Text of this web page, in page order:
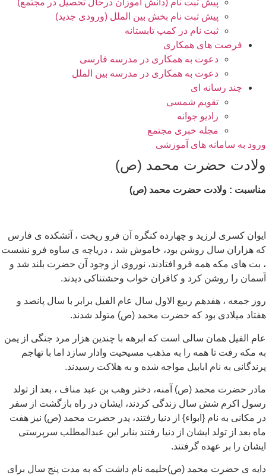
پیش ثبت نام (دانش آموزان درحال تحصیل در مجتمع)
پیش ثبت نام بخش بین الملل (ورودی جدید)
ثبت نام در کمپ تابستانه
فرصت های همکاری
دعوت به همکاری در مدرسه فارسی
دعوت به همکاری در مدرسه بین الملل
چند رسانه ای
تقویم شمسی
رادیو جوانه
مجله خبری مجتمع
ورود به سامانه های آموزشی
ولادت حضرت محمد (ص)
مناسبت : ولادت حضرت محمد (ص)
ایوان کسری لرزید و چهارده کنگره آن فرو ریخت ، آتشکده ی فارس
که هزاران سال روشن بود، خاموش شد ، دریاچه ی ساوه فرو نشست
، بت های مکه همه فرو افتادند، نوروی از وجود آن حضرت بلند شد و
آسمان را روشن کرد و کافران خواب وحشتناکی دیدند.
روز جمعه ، هفدهم ربیع الاول سال عام الفیل برابر با سال پانصد و
هفتاد میلادی بود که حضرت محمد (ص) متولد شدند.
عام الفیل همان سالی است که ابرهه با چندین هزار مرد جنگی از یمن
به مکه رفت تا همه را به مذهب مسیحیت وادار سازد اما با تهاجم
پرندگانی به نام ابابیل مواجه شده و به هلاکت رسیدند.
مادر حضرت محمد (ص) آمنه، دختر وهب بن عبد مناف ، بعد از تولد
رسول اکرم شش سال زندگی کردند، ایشان در راه بازگشت از سفر
در مکانی به نام {ابواء} از دنیا رفتند، پدر حضرت محمد (ص) نیز هفت
ماه بعد از تولد ایشان از دنیا رفتند بنابر این عبدالمطلب سرپرستی
ایشان را بر عهده گرفتند.
دایه ی حضرت محمد (ص)حلیمه نام داشت که به مدت پنج سال برای